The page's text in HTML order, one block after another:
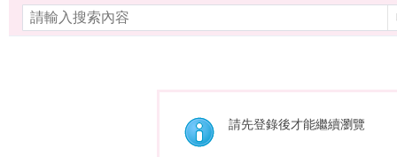
請先登錄後才能繼續瀏覽